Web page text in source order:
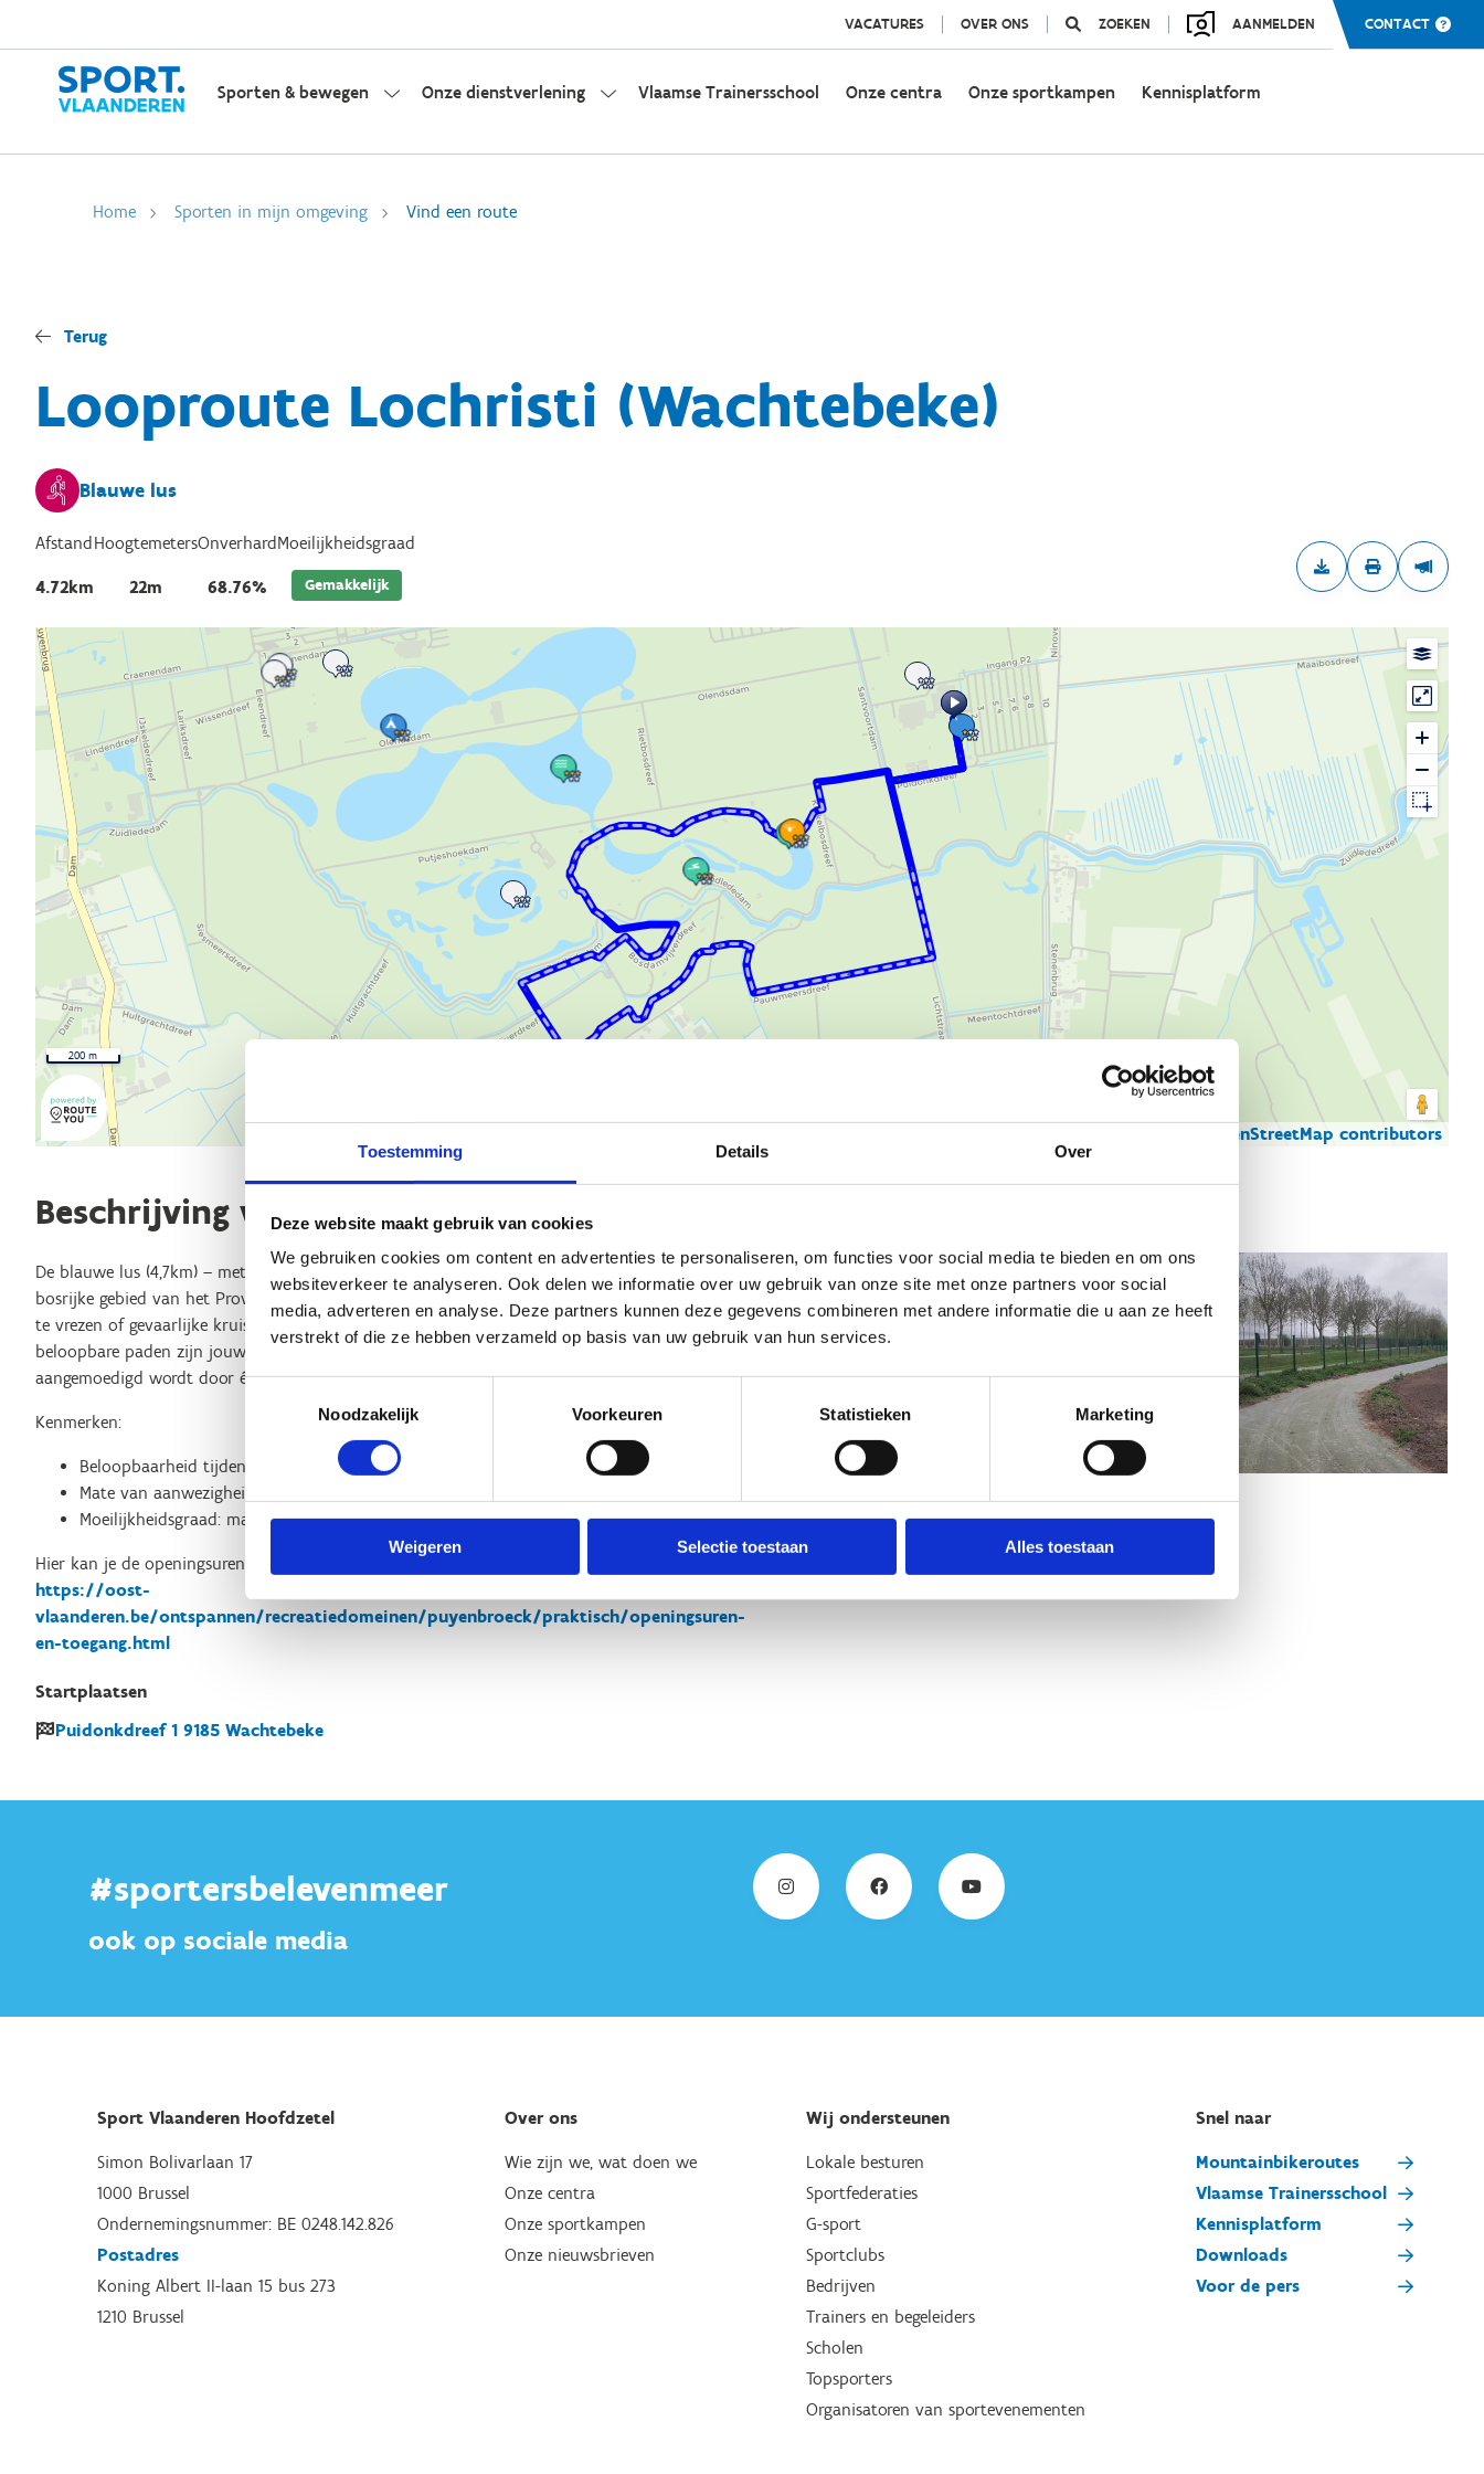
Toestemming Details Over
Deze website maakt gebruik van cookies
We gebruiken cookies om content en advertenties te personaliseren, om functies voor social media te bieden en om ons
websiteverkeer te analyseren. Ook delen we informatie over uw gebruik van onze site met onze partners voor social
media, adverteren en analyse. Deze partners kunnen deze gegevens combineren met andere informatie die u aan ze heeft
verstrekt of die ze hebben verzameld op basis van uw gebruik van hun services.
Toestemmingsselectie
Noodzakelijk
Voorkeuren Statistieken Marketing
Weigeren Selectie toestaan Alles toestaan
VACATURES OVER ONS ZOEKEN AANMELDEN CONTACT
Sporten & bewegen Onze dienstverlening Vlaamse Trainersschool Onze centra Onze sportkampen Kennisplatform
Home Sporten in mijn omgeving Vind een route
Terug
Looproute Lochristi (Wachtebeke)
Blauwe lus
Afstand
4.72km
Hoogtemeters
22m
Onverhard
68.76%
Moeilijkheidsgraad
Gemakkelijk
© OpenStreetMap contributors
200 m
Beschrijving van de route
De blauwe lus (4,7km) – met start aan het zwembad Puyenbroeck - brengt je naar het
bosrijke gebied van het Provinciaal Domein Puyenbroeck. Groot voordeel: je hoeft geen auto’s
te vrezen of gevaarlijke kruispunten over te steken. Alleen de rustige bossen en goed
beloopbare paden zijn jouw deel. De lus brengt je ook door het dierenpark. Wedden dat je
aangemoedigd wordt door één van de vele pauwen?
Kenmerken:
Beloopbaarheid tijdens nattere perioden: relatief goed beloopbaar
Mate van aanwezigheid verlichting: deels
Moeilijkheidsgraad: makkelijk
Hier kan je de openingsuren vinden van het Provinciaal Domein Puyenbroeck:
https://oost-
vlaanderen.be/ontspannen/recreatiedomeinen/puyenbroeck/praktisch/openingsuren-
en-toegang.html
Startplaatsen
Puidonkdreef 1 9185 Wachtebeke
#sportersbelevenmeer
ook op sociale media
Sport Vlaanderen Hoofdzetel
Simon Bolivarlaan 17
1000 Brussel
Ondernemingsnummer: BE 0248.142.826
Postadres
Koning Albert II-laan 15 bus 273
1210 Brussel
Over ons
Wie zijn we, wat doen we
Onze centra
Onze sportkampen
Onze nieuwsbrieven
Wij ondersteunen
Lokale besturen
Sportfederaties
G-sport
Sportclubs
Bedrijven
Trainers en begeleiders
Scholen
Topsporters
Organisatoren van sportevenementen
Snel naar
Mountainbikeroutes
Vlaamse Trainersschool
Kennisplatform
Downloads
Voor de pers